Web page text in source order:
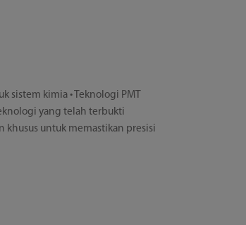
sistem kimia • Teknologi PMT
yang telah terbukti
khusus untuk memastikan presisi